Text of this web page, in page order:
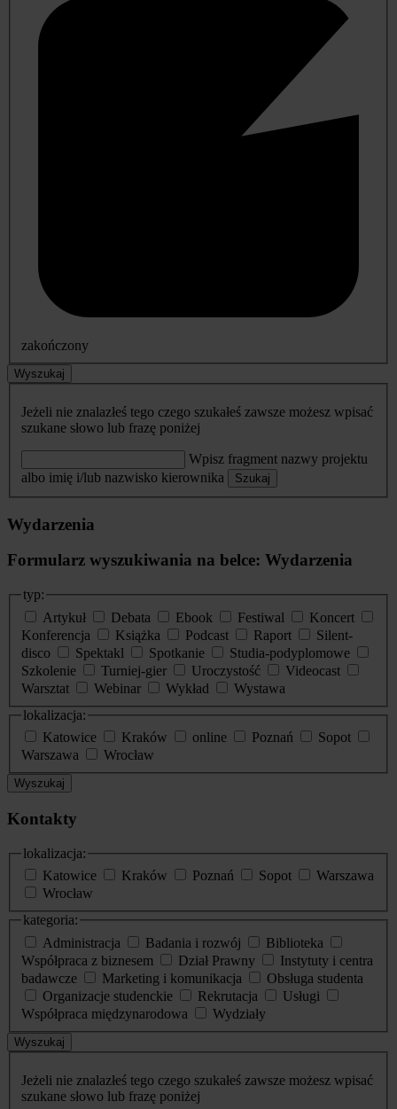
zakończony
Wyszukaj
Jeżeli nie znalazłeś tego czego szukałeś zawsze możesz wpisać
szukane słowo lub frazę poniżej
Wpisz fragment nazwy projektu
albo imię i/lub nazwisko kierownika
Szukaj
Wydarzenia
Formularz wyszukiwania na belce: Wydarzenia
typ:
Artykuł
Debata Ebook Festiwal
Koncert
Konferencja
Książka Podcast Raport
Silent-
disco
Spektakl Spotkanie
Studia-podyplomowe
Szkolenie
Turniej-gier Uroczystość
Videocast
Warsztat
Webinar Wykład
Wystawa
lokalizacja:
Katowice
Kraków online Poznań
Sopot
Warszawa
Wrocław
Wyszukaj
Kontakty
lokalizacja:
Katowice
Kraków Poznań Sopot
Warszawa
Wrocław
kategoria:
Administracja
Badania i rozwój
Biblioteka
Współpraca z biznesem
Dział Prawny
Instytuty i centra
badawcze
Marketing i komunikacja
Obsługa studenta
Organizacje studenckie
Rekrutacja
Usługi
Współpraca międzynarodowa
Wydziały
Wyszukaj
Jeżeli nie znalazłeś tego czego szukałeś zawsze możesz wpisać
szukane słowo lub frazę poniżej